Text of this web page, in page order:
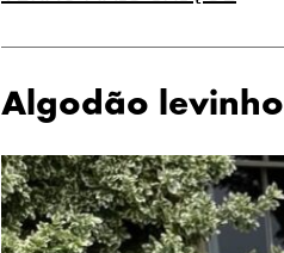
Algodão levinho